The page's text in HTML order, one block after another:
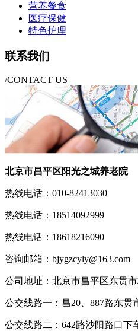
营养餐食
医疗保健
特色护理
联系我们
/CONTACT US
北京市昌平区阳光之城养老院
热线电话：010-82413030
热线电话：18514092999
热线电话：18618216090
咨询邮箱：bjygzcyly@163.com
公司地址：北京市昌平区东贯
公交线路一：昌20、887路东贯
公交线路二：642路沙阳路口下